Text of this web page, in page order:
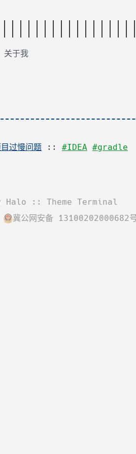
关于我
过慢问题 :: #IDEA #gradle
Halo :: Theme Terminal
冀公网安备 13100202000682